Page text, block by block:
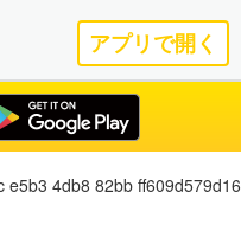
アプリで開く